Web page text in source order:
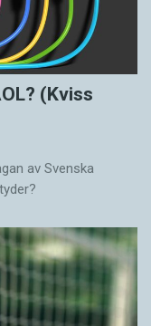
(Kviss
av Svenska